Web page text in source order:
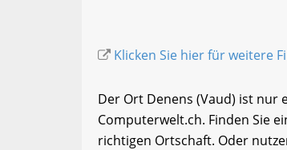
Klicken Sie hier für weitere
Der Ort Denens (Vaud) ist nur
Computerwelt.ch. Finden Sie
richtigen Ortschaft. Oder